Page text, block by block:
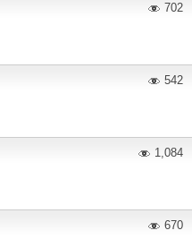
702
542
1,084
670